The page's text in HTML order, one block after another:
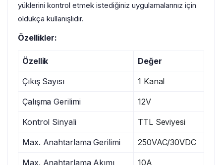
yüklerini kontrol etmek istediğiniz uygulamalarınız için
oldukça kullanışlıdır.
Özellikler:
Özellik Değer
Çıkış Sayısı 1 Kanal
Çalışma Gerilimi 12V
Kontrol Sinyali TTL Seviyesi
Max. Anahtarlama Gerilimi 250VAC/30VDC
Max. Anahtarlama Akımı 10A